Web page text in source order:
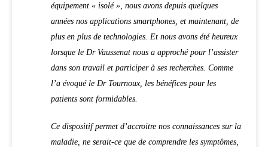
équipement « isolé », nous avons depuis quelques
années nos applications smartphones, et maintenant, de
plus en plus de technologies. Et nous avons été heureux
lorsque le Dr Vaussenat nous a approché pour l’assister
dans son travail et participer à ses recherches. Comme
l’a évoqué le Dr Tournoux, les bénéfices pour les
patients sont formidables.
Ce dispositif permet d’accroitre nos connaissances sur la
maladie, ne serait-ce que de comprendre les symptômes,